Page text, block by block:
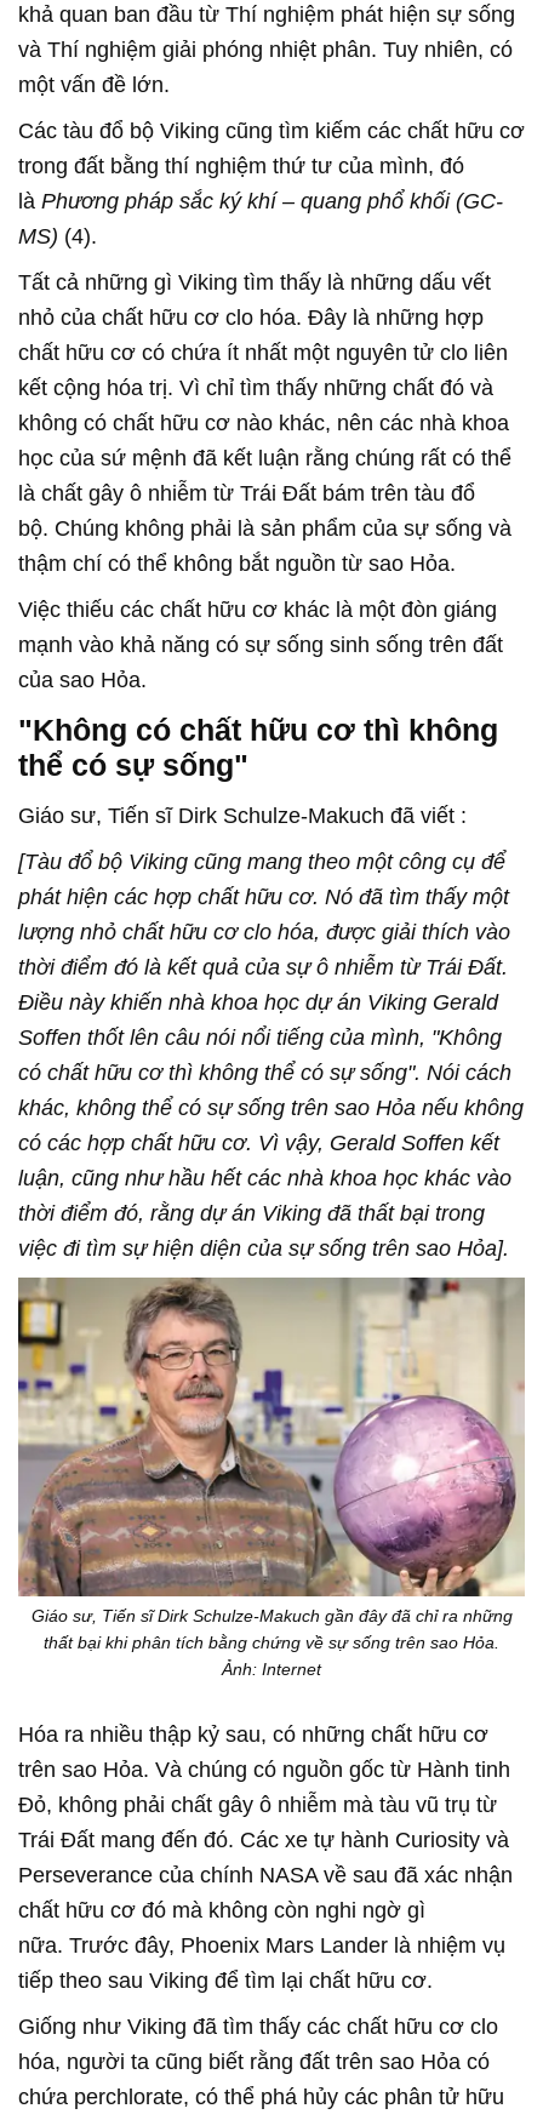
khả quan ban đầu từ Thí nghiệm phát hiện sự sống
và Thí nghiệm giải phóng nhiệt phân. Tuy nhiên, có
một vấn đề lớn.
Các tàu đổ bộ Viking cũng tìm kiếm các chất hữu cơ
trong đất bằng thí nghiệm thứ tư của mình, đó
là Phương pháp sắc ký khí – quang phổ khối (GC-
MS) (4).
Tất cả những gì Viking tìm thấy là những dấu vết
nhỏ của chất hữu cơ clo hóa. Đây là những hợp
chất hữu cơ có chứa ít nhất một nguyên tử clo liên
kết cộng hóa trị. Vì chỉ tìm thấy những chất đó và
không có chất hữu cơ nào khác, nên các nhà khoa
học của sứ mệnh đã kết luận rằng chúng rất có thể
là chất gây ô nhiễm từ Trái Đất bám trên tàu đổ
bộ. Chúng không phải là sản phẩm của sự sống và
thậm chí có thể không bắt nguồn từ sao Hỏa.
Việc thiếu các chất hữu cơ khác là một đòn giáng
mạnh vào khả năng có sự sống sinh sống trên đất
của sao Hỏa.
"Không có chất hữu cơ thì không
thể có sự sống"
Giáo sư, Tiến sĩ Dirk Schulze-Makuch đã viết :
[Tàu đổ bộ Viking cũng mang theo một công cụ để
phát hiện các hợp chất hữu cơ. Nó đã tìm thấy một
lượng nhỏ chất hữu cơ clo hóa, được giải thích vào
thời điểm đó là kết quả của sự ô nhiễm từ Trái Đất.
Điều này khiến nhà khoa học dự án Viking Gerald
Soffen thốt lên câu nói nổi tiếng của mình, "Không
có chất hữu cơ thì không thể có sự sống". Nói cách
khác, không thể có sự sống trên sao Hỏa nếu không
có các hợp chất hữu cơ. Vì vậy, Gerald Soffen kết
luận, cũng như hầu hết các nhà khoa học khác vào
thời điểm đó, rằng dự án Viking đã thất bại trong
việc đi tìm sự hiện diện của sự sống trên sao Hỏa].
Giáo sư, Tiến sĩ Dirk Schulze-Makuch gần đây đã chỉ ra những
thất bại khi phân tích bằng chứng về sự sống trên sao Hỏa.
Ảnh: Internet
Hóa ra nhiều thập kỷ sau, có những chất hữu cơ
trên sao Hỏa. Và chúng có nguồn gốc từ Hành tinh
Đỏ, không phải chất gây ô nhiễm mà tàu vũ trụ từ
Trái Đất mang đến đó. Các xe tự hành Curiosity và
Perseverance của chính NASA về sau đã xác nhận
chất hữu cơ đó mà không còn nghi ngờ gì
nữa. Trước đây, Phoenix Mars Lander là nhiệm vụ
tiếp theo sau Viking để tìm lại chất hữu cơ.
Giống như Viking đã tìm thấy các chất hữu cơ clo
hóa, người ta cũng biết rằng đất trên sao Hỏa có
chứa perchlorate, có thể phá hủy các phân tử hữu